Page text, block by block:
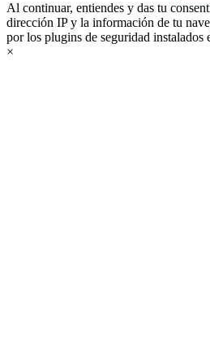
Al continuar, entiendes y das tu
dirección IP y la información de tu
por los plugins de seguridad instalados
×